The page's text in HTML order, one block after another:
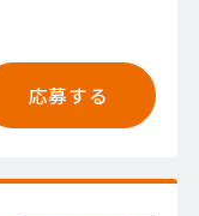
応募する